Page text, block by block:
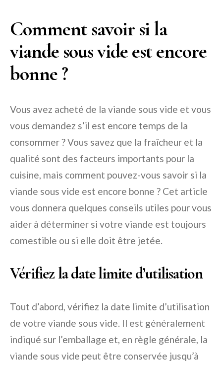
Comment savoir si la
viande sous vide est encore
bonne ?
Vous avez acheté de la viande sous vide et vous
vous demandez s’il est encore temps de la
consommer ? Vous savez que la fraîcheur et la
qualité sont des facteurs importants pour la
cuisine, mais comment pouvez-vous savoir si la
viande sous vide est encore bonne ? Cet article
vous donnera quelques conseils utiles pour vous
aider à déterminer si votre viande est toujours
comestible ou si elle doit être jetée.
Vérifiez la date limite d’utilisation
Tout d’abord, vérifiez la date limite d’utilisation
de votre viande sous vide. Il est généralement
indiqué sur l’emballage et, en règle générale, la
viande sous vide peut être conservée jusqu’à